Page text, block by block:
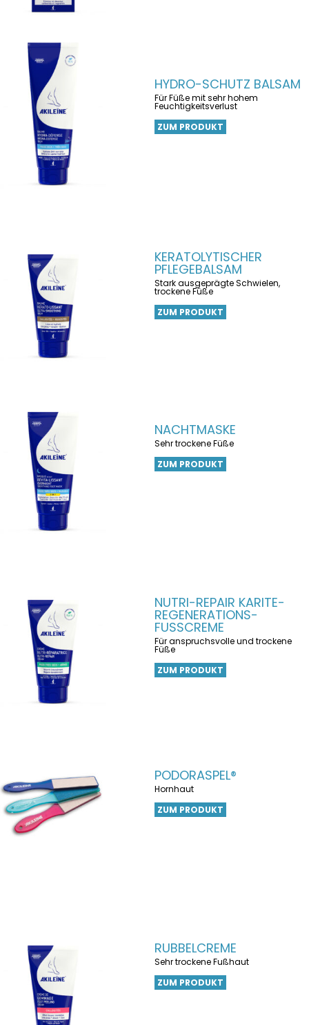
HYDRO-SCHUTZ BALSAM
Für Füße mit sehr hohem
Feuchtigkeitsverlust
ZUM PRODUKT
KERATOLYTISCHER
PFLEGEBALSAM
Stark ausgeprägte Schwielen,
trockene Füße
ZUM PRODUKT
NACHTMASKE
Sehr trockene Füße
ZUM PRODUKT
NUTRI-REPAIR KARITE-
REGENERATIONS-
FUSSCREME
Für anspruchsvolle und trockene
Füße
ZUM PRODUKT
PODORASPEL®
Hornhaut
ZUM PRODUKT
RUBBELCREME
Sehr trockene Fußhaut
ZUM PRODUKT